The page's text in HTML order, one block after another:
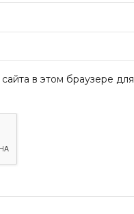
в этом браузере для